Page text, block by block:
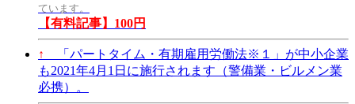
ています。
【有料記事】100円
↑
「パートタイム・有期雇用労働法※１」が中小企業
も2021年4月1日に施行されます（警備業・ビルメン業
必携）。